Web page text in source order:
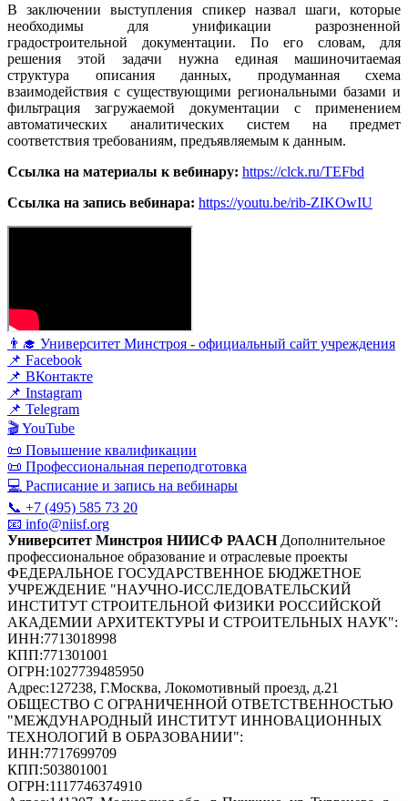
В заключении выступления спикер назвал шаги, которые
необходимы для унификации разрозненной
градостроительной документации. По его словам, для
решения этой задачи нужна единая машиночитаемая
структура описания данных, продуманная схема
взаимодействия с существующими региональными базами и
фильтрация загружаемой документации с применением
автоматических аналитических систем на предмет
соответствия требованиям, предъявляемым к данным.
Ссылка на материалы к вебинару: https://clck.ru/TEFbd
Ссылка на запись вебинара: https://youtu.be/rib-ZIKOwIU
👨‍🎓 Университет Минстроя - официальный сайт учреждения
📌 Facebook
📌 ВКонтакте
📌 Instagram
📌 Telegram
🎬 YouTube
📜 Повышение квалификации
📜 Профессиональная переподготовка
💻 Расписание и запись на вебинары
📞 +7 (495) 585 73 20
📧 info@niisf.org
Университет Минстроя НИИСФ РААСН Дополнительное
профессиональное образование и отраслевые проекты
ФЕДЕРАЛЬНОЕ ГОСУДАРСТВЕННОЕ БЮДЖЕТНОЕ
УЧРЕЖДЕНИЕ "НАУЧНО-ИССЛЕДОВАТЕЛЬСКИЙ
ИНСТИТУТ СТРОИТЕЛЬНОЙ ФИЗИКИ РОССИЙСКОЙ
АКАДЕМИИ АРХИТЕКТУРЫ И СТРОИТЕЛЬНЫХ НАУК":
ИНН:7713018998
КПП:771301001
ОГРН:1027739485950
Адрес:127238, Г.Москва, Локомотивный проезд, д.21
ОБЩЕСТВО С ОГРАНИЧЕННОЙ ОТВЕТСТВЕННОСТЬЮ
"МЕЖДУНАРОДНЫЙ ИНСТИТУТ ИННОВАЦИОННЫХ
ТЕХНОЛОГИЙ В ОБРАЗОВАНИИ":
ИНН:7717699709
КПП:503801001
ОГРН:1117746374910